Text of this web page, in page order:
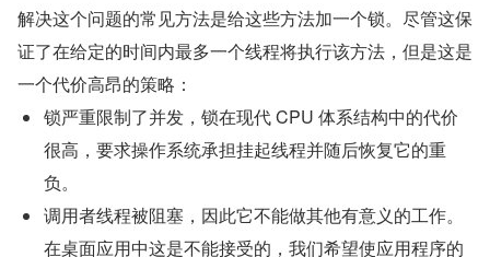
解决这个问题的常见方法是给这些方法加一个锁。尽管这保
证了在给定的时间内最多一个线程将执行该方法，但是这是
一个代价高昂的策略：
锁严重限制了并发，锁在现代 CPU 体系结构中的代价
很高，要求操作系统承担挂起线程并随后恢复它的重
负。
调用者线程被阻塞，因此它不能做其他有意义的工作。
在桌面应用中这是不能接受的，我们希望使应用程序的